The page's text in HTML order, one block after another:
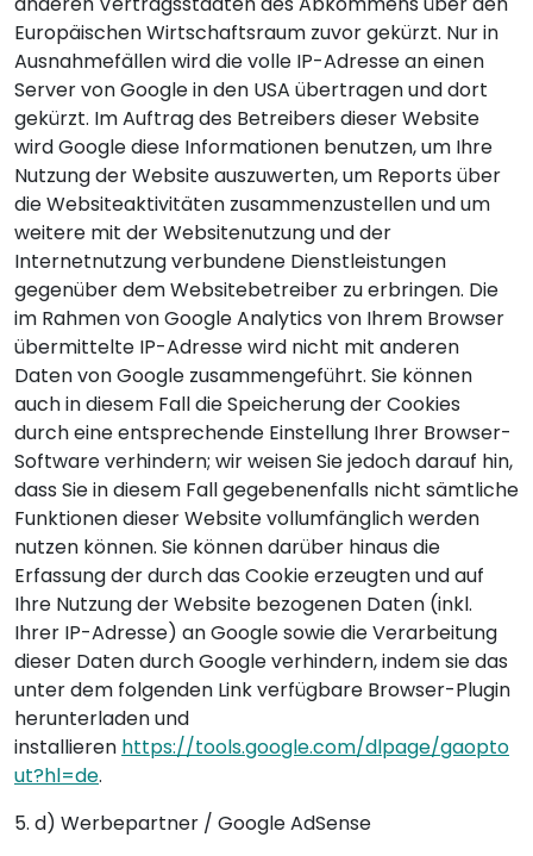
Europäischen Wirtschaftsraum zuvor gekürzt. Nur in
Ausnahmefällen wird die volle IP-Adresse an einen
Server von Google in den USA übertragen und dort
gekürzt. Im Auftrag des Betreibers dieser Website
wird Google diese Informationen benutzen, um Ihre
Nutzung der Website auszuwerten, um Reports über
die Websiteaktivitäten zusammenzustellen und um
weitere mit der Websitenutzung und der
Internetnutzung verbundene Dienstleistungen
gegenüber dem Websitebetreiber zu erbringen. Die
im Rahmen von Google Analytics von Ihrem Browser
übermittelte IP-Adresse wird nicht mit anderen
Daten von Google zusammengeführt. Sie können
auch in diesem Fall die Speicherung der Cookies
durch eine entsprechende Einstellung Ihrer Browser-
Software verhindern; wir weisen Sie jedoch darauf hin,
dass Sie in diesem Fall gegebenenfalls nicht sämtliche
Funktionen dieser Website vollumfänglich werden
nutzen können. Sie können darüber hinaus die
Erfassung der durch das Cookie erzeugten und auf
Ihre Nutzung der Website bezogenen Daten (inkl.
Ihrer IP-Adresse) an Google sowie die Verarbeitung
dieser Daten durch Google verhindern, indem sie das
unter dem folgenden Link verfügbare Browser-Plugin
herunterladen und
installieren https://tools.google.com/dlpage/gaopto
ut?hl=de.
5. d) Werbepartner / Google AdSense